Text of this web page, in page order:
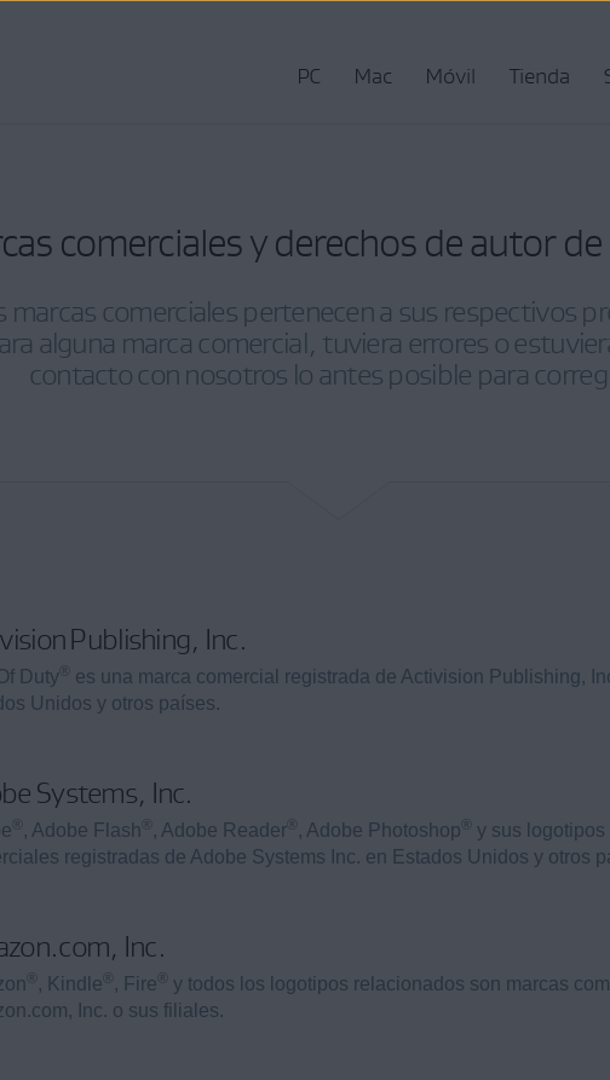
PC Mac Móvil Tienda
comerciales y derechos de autor
marcas comerciales pertenecen a sus respectivos
alguna marca comercial, tuviera errores o
contacto con nosotros lo antes posible para
Publishing, Inc.
Duty ®
es una marca comercial registrada de Activision Publishing,
Unidos y otros países.
Systems, Inc.
® , Adobe Flash ® , Adobe Reader ® , Adobe Photoshop ® y sus logotipos
registradas de Adobe Systems Inc. en Estados Unidos y otros
Inc.
® , Kindle ® , Fire ® y todos los logotipos relacionados son marcas
Inc. o sus filiales.